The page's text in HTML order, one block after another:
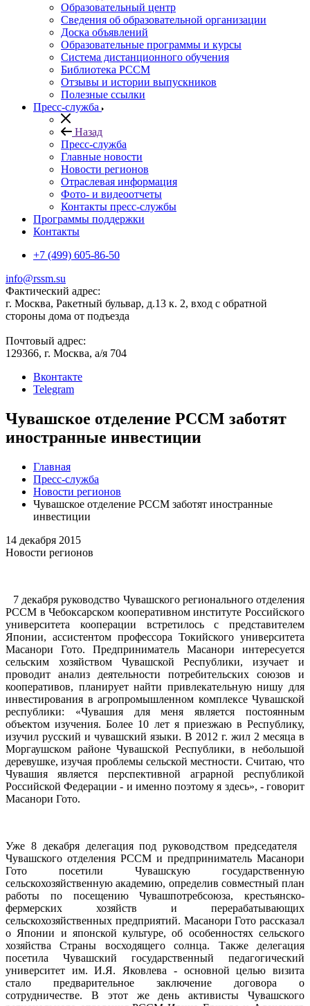
Образовательный центр
Сведения об образовательной организации
Доска объявлений
Образовательные программы и курсы
Система дистанционного обучения
Библиотека РССМ
Отзывы и истории выпускников
Полезные ссылки
Пресс-служба
Назад
Пресс-служба
Главные новости
Новости регионов
Отраслевая информация
Фото- и видеоотчеты
Контакты пресс-службы
Программы поддержки
Контакты
+7 (499) 605-86-50
info@rssm.su
Фактический адрес:
г. Москва, Ракетный бульвар, д.13 к. 2, вход с обратной
стороны дома от подъезда
Почтовый адрес:
129366, г. Москва, а/я 704
Вконтакте
Telegram
Чувашское отделение РССМ заботят
иностранные инвестиции
Главная
Пресс-служба
Новости регионов
Чувашское отделение РССМ заботят иностранные
инвестиции
14 декабря 2015
Новости регионов
7 декабря руководство Чувашского регионального отделения
РССМ в Чебоксарском кооперативном институте Российского
университета кооперации встретилось с представителем
Японии, ассистентом профессора Токийского университета
Масанори Гото. Предприниматель Масанори интересуется
сельским хозяйством Чувашской Республики, изучает и
проводит анализ деятельности потребительских союзов и
кооперативов, планирует найти привлекательную нишу для
инвестирования в агропромышленном комплексе Чувашской
республики: «Чувашия для меня является постоянным
объектом изучения. Более 10 лет я приезжаю в Республику,
изучил русский и чувашский языки. В 2012 г. жил 2 месяца в
Моргаушском районе Чувашской Республики, в небольшой
деревушке, изучая проблемы сельской местности. Считаю, что
Чувашия является перспективной аграрной республикой
Российской Федерации - и именно поэтому я здесь», - говорит
Масанори Гото.
Уже 8 декабря делегация под руководством председателя
Чувашского отделения РССМ и предприниматель Масанори
Гото посетили Чувашскую государственную
сельскохозяйственную академию, определив совместный план
работы по посещению Чувашпотребсоюза, крестьянско-
фермерских хозяйств и перерабатывающих
сельскохозяйственных предприятий. Масанори Гото рассказал
о Японии и японской культуре, об особенностях сельского
хозяйства Страны восходящего солнца. Также делегация
посетила Чувашский государственный педагогический
университет им. И.Я. Яковлева - основной целью визита
стало предварительное заключение договора о
сотрудничестве. В этот же день активисты Чувашского